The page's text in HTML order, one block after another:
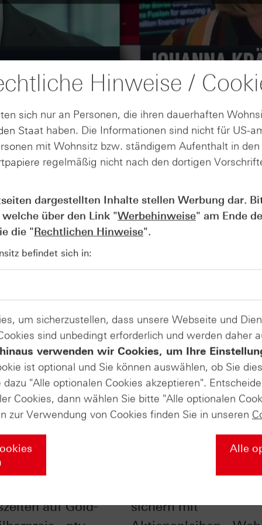
AUGUST
04
Der Blick ins Kleingedruckte:
Kündigungen bei Derivaten -
vom 04.08.2026
auf Gold-
sichern mit
Hinweise /
sich nur an Personen, die ihren dauerhaften
Staat haben. Die Informationen sind nicht für US-
mit Wohnsitz bzw. ständigem Aufenthalt in
regelmäßig nicht nach den dortigen
dargestellten Inhalte stellen Werbung dar.
über den Link "Werbehinweise" am Ende
die "Rechtlichen Hinweise".
befindet sich in:
um sicherzustellen, dass unsere Webseite und
sind unbedingt erforderlich und werden daher
verwenden wir Cookies, um Ihre
ist optional und Sie können auswählen, ob Sie
"Alle optionalen Cookies akzeptieren".
Cookies, dann wählen Sie bitte "Alle optionalen
zur Verwendung von Cookies finden Sie in unseren
Alle